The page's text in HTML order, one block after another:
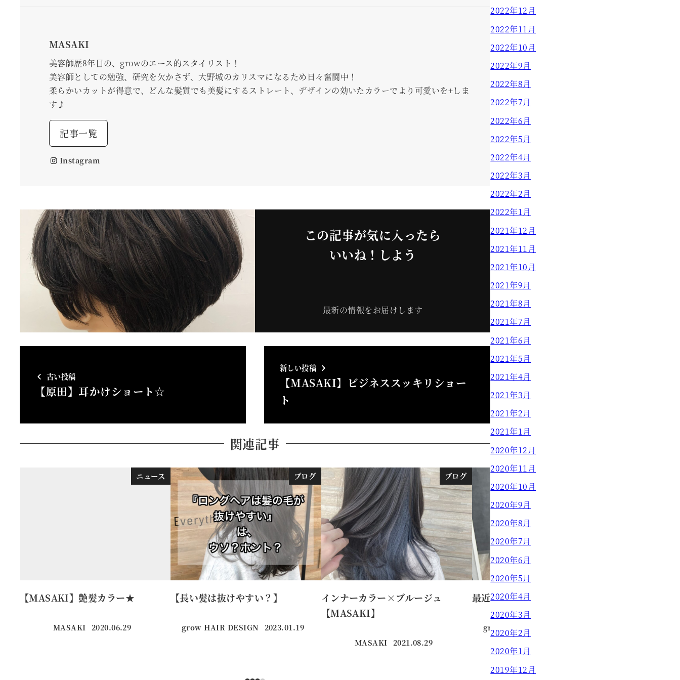
MASAKI
美容師歴8年目の、growのエース的スタイリスト！
美容師としての勉強、研究を欠かさず、大野城のカリスマになるため日々奮闘中！
柔らかいカットが得意で、どんな髪質でも美髪にするストレート、デザインの効いたカラーでより可愛いを+しま
す♪
記事一覧
Instagram
この記事が気に入ったら
いいね！しよう
最新の情報をお届けします
古い投稿
【原田】耳かけショート☆
新しい投稿
【MASAKI】ビジネススッキリショー
ト
関連記事
ニュース
【MASAKI】艶髪カラー★
MASAKI 投稿日
2020.06.29
ブログ
【長い髪は抜けやすい？】
grow HAIR DESIGN 投稿日
2023.01.19
ブログ
インナーカラー×ブルージュ
【MASAKI】
MASAKI 投稿日
2021.08.29
最近の一押しカラー♪
grow HAIR DESIGN
2022年12月
2022年11月
2022年10月
2022年9月
2022年8月
2022年7月
2022年6月
2022年5月
2022年4月
2022年3月
2022年2月
2022年1月
2021年12月
2021年11月
2021年10月
2021年9月
2021年8月
2021年7月
2021年6月
2021年5月
2021年4月
2021年3月
2021年2月
2021年1月
2020年12月
2020年11月
2020年10月
2020年9月
2020年8月
2020年7月
2020年6月
2020年5月
2020年4月
2020年3月
2020年2月
2020年1月
2019年12月